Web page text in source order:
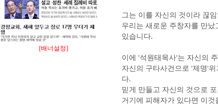
[배너설정]
그는 이를 자신의 것이라 끊
우리는 새로운 주창자를 만
있습니다.
이에 '석원태목사'는 자신의
자신의 구타사건으로 '제명'
다.
믿게 만들고 자신의 것으로
거기에 피해자가 있다면 이